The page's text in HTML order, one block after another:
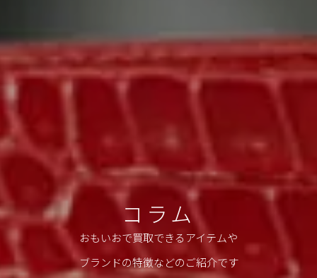
コラム
おもいおで買取できるアイテムや
ブランドの特徴などのご紹介です